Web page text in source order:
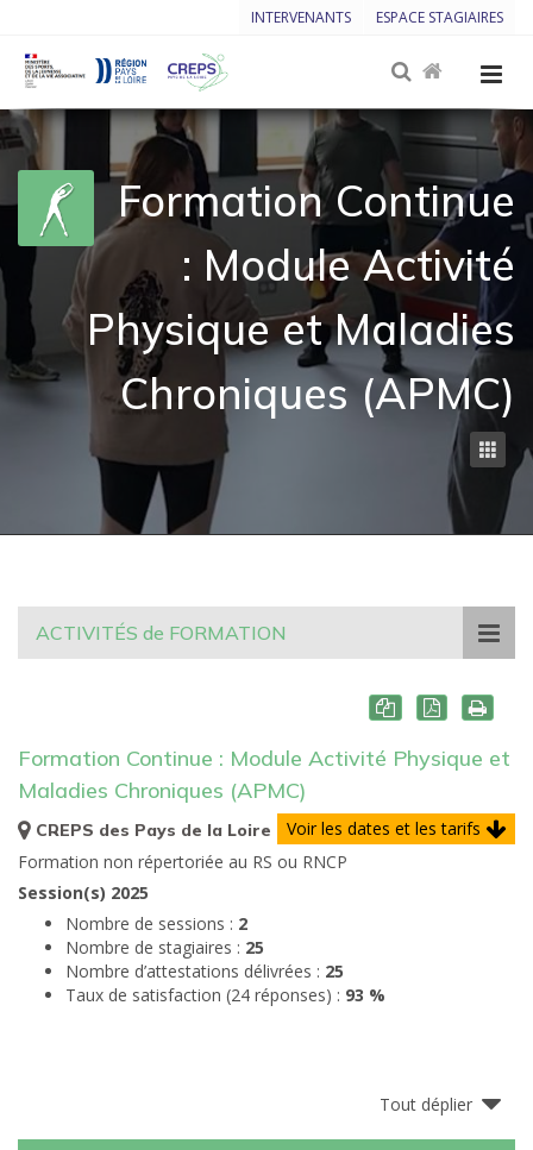
INTERVENANTS ESPACE STAGIAIRES
Formation Continue
: Module Activité
Physique et Maladies
Chroniques (APMC)
ACTIVITÉS de FORMATION
Formation Continue : Module Activité Physique et
Maladies Chroniques (APMC)
Voir les dates et les tarifs
CREPS des Pays de la Loire
Formation non répertoriée au RS ou RNCP
Session(s) 2025
Nombre de sessions : 2
Nombre de stagiaires : 25
Nombre d’attestations délivrées : 25
Taux de satisfaction (24 réponses) : 93 %
Tout déplier